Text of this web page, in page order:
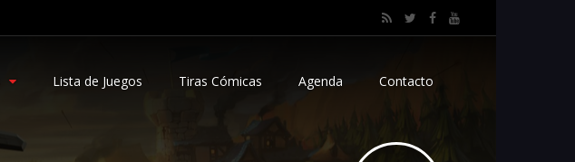
Lista de Juegos Tiras Cómicas Agenda Contacto